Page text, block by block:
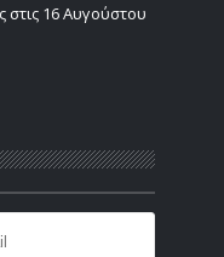
στις 16 Αυγούστου